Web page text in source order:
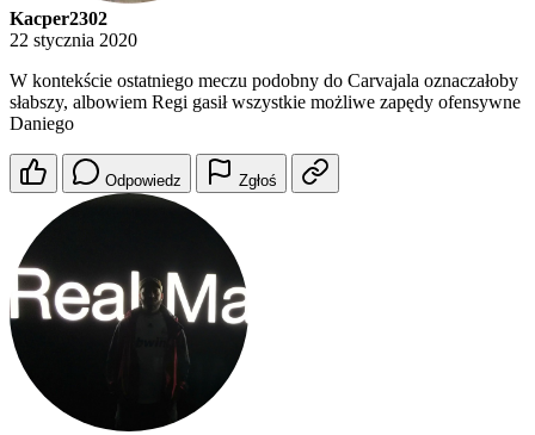
Kacper2302
22 stycznia 2020
W kontekście ostatniego meczu podobny do Carvajala oznaczałoby
słabszy, albowiem Regi gasił wszystkie możliwe zapędy ofensywne
Daniego
Odpowiedz Zgłoś